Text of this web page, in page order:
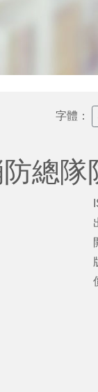
字體：
總